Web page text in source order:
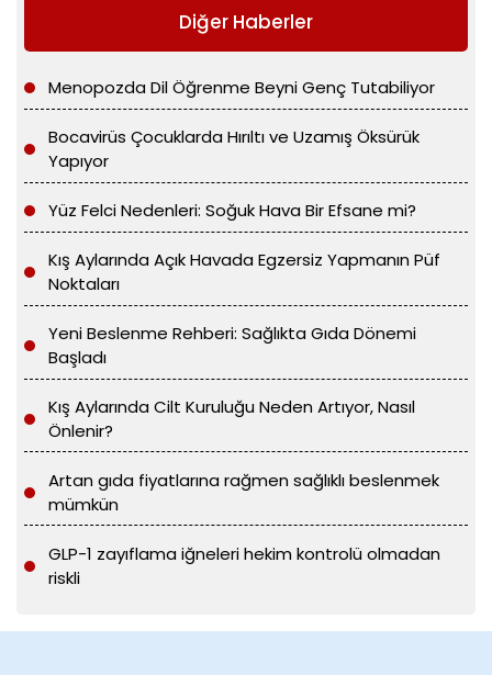
Diğer Haberler
Menopozda Dil Öğrenme Beyni Genç Tutabiliyor
Bocavirüs Çocuklarda Hırıltı ve Uzamış Öksürük
Yapıyor
Yüz Felci Nedenleri: Soğuk Hava Bir Efsane mi?
Kış Aylarında Açık Havada Egzersiz Yapmanın Püf
Noktaları
Yeni Beslenme Rehberi: Sağlıkta Gıda Dönemi
Başladı
Kış Aylarında Cilt Kuruluğu Neden Artıyor, Nasıl
Önlenir?
Artan gıda fiyatlarına rağmen sağlıklı beslenmek
mümkün
GLP-1 zayıflama iğneleri hekim kontrolü olmadan
riskli